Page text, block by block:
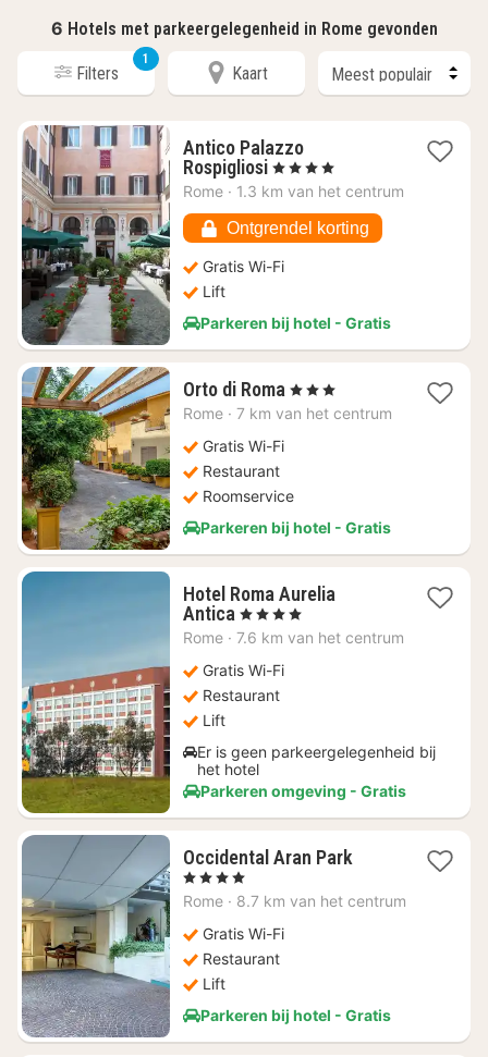
6 Hotels met parkeergelegenheid in Rome gevonden
Filters
1
Kaart
Antico Palazzo
Rospigliosi1
nacht
€
73,60
, 4 Sterren
Rome · 1.3 km van het centrum
Ontgrendel korting
Gratis Wi-Fi
Lift
Parkeren bij hotel - Gratis
Orto di Roma 1
nacht
, 3 Sterren
Rome · 7 km van het centrum
Gratis Wi-Fi
Restaurant
Roomservice
Parkeren bij hotel - Gratis
Hotel Roma Aurelia
Antica 1
nacht
€
53,73
, 4 Sterren
Rome · 7.6 km van het centrum
Gratis Wi-Fi
Restaurant
Lift
Er is geen parkeergelegenheid bij
het hotel
Parkeren omgeving - Gratis
Occidental Aran Park1
vanaf
, 4 Sterren
Rome · 8.7 km van het centrum
Gratis Wi-Fi
Restaurant
Lift
Parkeren bij hotel - Gratis